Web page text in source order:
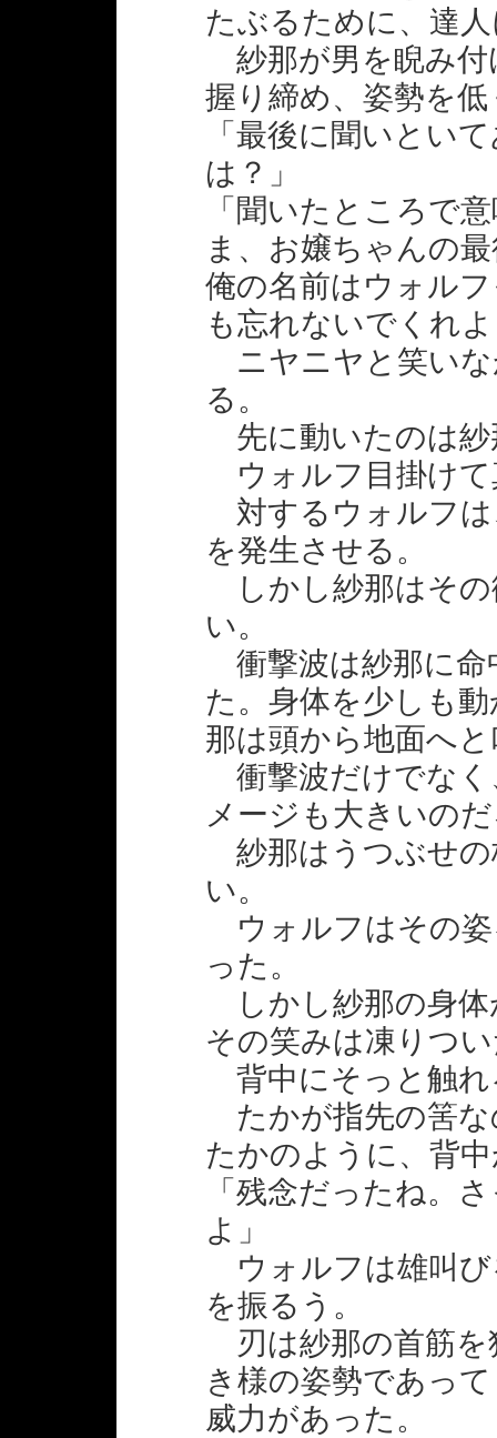
たぶるために、達
紗那が男を睨み付
握り締め、姿勢を
「最後に聞いとい
は？」
「聞いたところで
ま、お嬢ちゃんの
俺の名前はウォル
も忘れないでくれ
ニヤニヤと笑いな
る。
先に動いたのは紗
ウォルフ目掛けて
対するウォルフは
を発生させる。
しかし紗那はその
い。
衝撃波は紗那に命
た。身体を少しも
那は頭から地面へ
衝撃波だけでなく
メージも大きいの
紗那はうつぶせの
い。
ウォルフはその姿
った。
しかし紗那の身体
その笑みは凍りつ
背中にそっと触れ
たかが指先の筈な
たかのように、背
「残念だったね。
よ」
ウォルフは雄叫び
を振るう。
刃は紗那の首筋を
き様の姿勢であっ
威力があった。